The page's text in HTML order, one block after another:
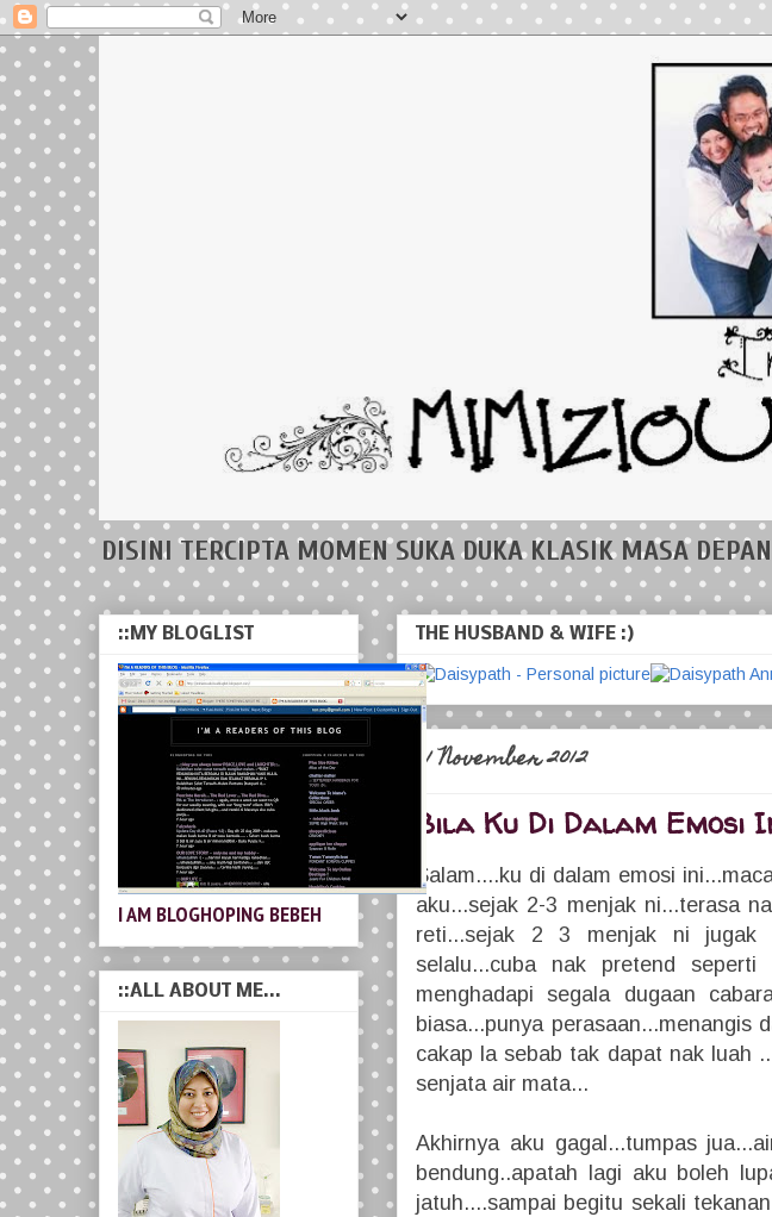
DISINI TERCIPTA MOMEN SUKA DUKA KLASIK MASA
THE HUSBAND & WIFE :)
01 November 2012
Bila Ku Di Dalam Emosi
Salam....ku di dalam emosi
aku...sejak 2-3 menjak ni...terasa
reti...sejak 2 3 menjak ni jugak
selalu...cuba nak pretend
menghadapi segala dugaan
biasa...punya
cakap la sebab tak dapat nak luah
senjata air mata...
Akhirnya aku gagal...tumpas
bendung..apatah lagi aku boleh
jatuh....sampai begitu sekali
::MY BLOGLIST
I AM BLOGHOPING BEBEH
::ALL ABOUT ME...